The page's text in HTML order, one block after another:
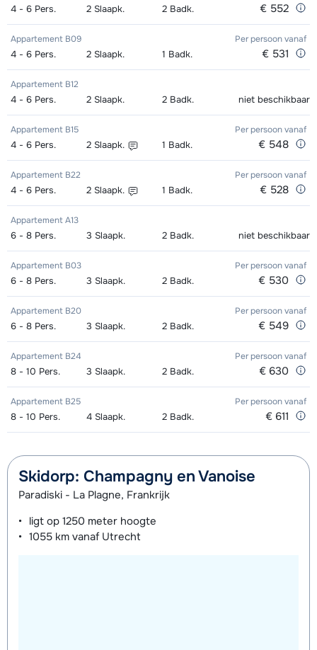
dagen) van week
Zilver (Evolution) Ski's + Schoenen +
Stokken (8 dagen)
afhankelijk
van week
Zilver (Evolution) Ski's + Stokken (8
Zilver (Evolution) Schoenen (8
dagen)
afhankelijk
van week
dagen) van week
Toekomst (Espoir) Schoenen (8
dagen)
afhankelijk
van week
Mini Kid Ski's + Stokken + Schoenen
Mini Kid Ski's + Stokken (8 dagen)
afhankelijk
van week
Mini Kid Schoenen (8 dagen)
afhankelijk
4 - 6 Pers. 2 Slaapk. 2 Badk. € 552
Appartement B09 Per persoonvanaf
4 - 6 Pers. 2 Slaapk. 1 Badk. € 531
Appartement B12
4 - 6 Pers. 2 Slaapk. 2 Badk. niet beschikbaar
Appartement B15 Per persoonvanaf
4 - 6 Pers. 2 Slaapk. 1 Badk. € 548
Appartement B22 Per persoonvanaf
4 - 6 Pers. 2 Slaapk. 1 Badk. € 528
Appartement A13
6 - 8 Pers. 3 Slaapk. 2 Badk. niet beschikbaar
Appartement B03 Per persoonvanaf
6 - 8 Pers. 3 Slaapk. 2 Badk. € 530
Appartement B20 Per persoonvanaf
6 - 8 Pers. 3 Slaapk. 2 Badk. € 549
Appartement B24 Per persoonvanaf
8 - 10 Pers. 3 Slaapk. 2 Badk. € 630
Appartement B25 Per persoonvanaf
8 - 10 Pers. 4 Slaapk. 2 Badk. € 611
Skidorp: Champagny en Vanoise
Paradiski - La Plagne, Frankrijk
ligt op 1250 meter hoogte
1055 km vanaf Utrecht